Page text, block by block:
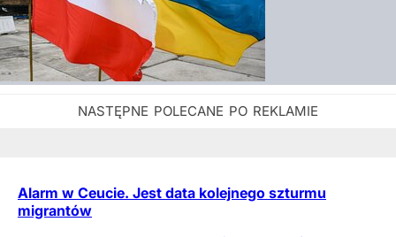
Alarm w Ceucie. Jest data kolejnego szturmu
migrantów